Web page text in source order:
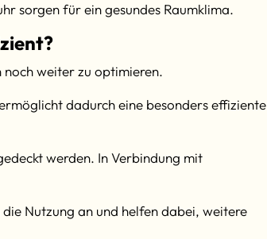
sorgen für ein gesundes Raumklima.
noch weiter zu optimieren.
dadurch eine besonders effiziente
werden. In Verbindung mit
Nutzung an und helfen dabei, weitere